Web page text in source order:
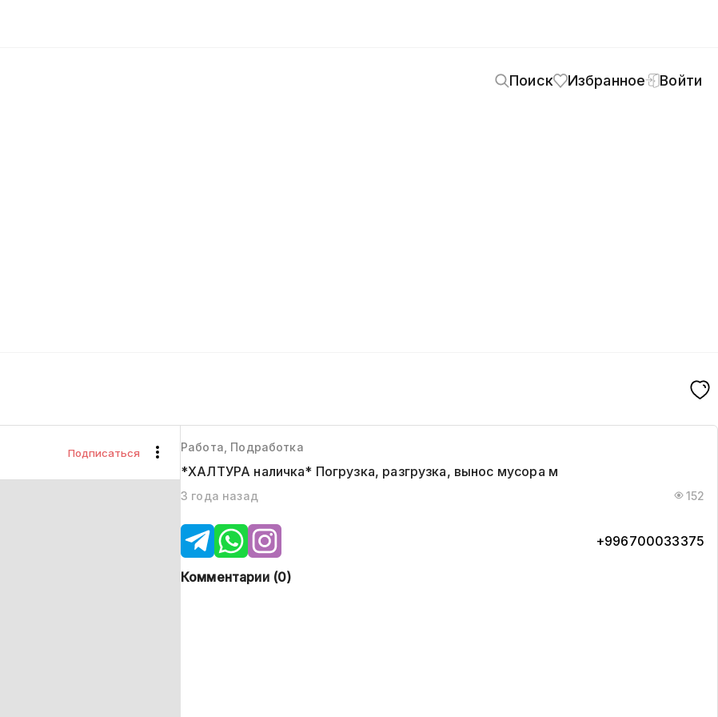
Поиск Избранное Войти
Подписаться Работа, Подработка
*ХАЛТУРА наличка* Погрузка, разгрузка, вынос мусора м
3 года назад 152
+996700033375
Комментарии (0)